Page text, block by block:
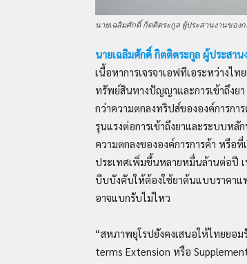
นายเฉลิมศักดิ์ กิตติตระกูล ผู้ประสานงานของ
นายเฉลิมศักดิ์ กิตติตระกูล ผู้ประสา
เนื้อหาการเจรจาเอฟทีเอระหว่างไ
ทรัพย์สินทางปัญญาและการเข้าถึงย
กว่าความตกลงทริปส์ขององค์การกา
รุนแรงต่อการเข้าถึงยาและระบบห
ความตกลงขององค์การการค้า หรือ
ประเทศเพิ่มขึ้นหลายหมื่นล้านต่อปี
บีบบังคับให้ต้องใช้ยาต้นแบบราคา
อาจแบกรับไม่ไหว
“สหภาพยุโรปยังคงเสนอให้ไทยยอ
terms Extension หรือ